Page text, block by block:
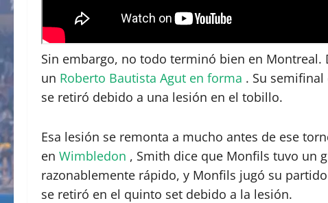
Sin embargo, no todo terminó bien en
un Roberto Bautista Agut en forma . Su semifinal
se retiró debido a una lesión en el tobillo.
Esa lesión se remonta a mucho antes de ese
en Wimbledon , Smith dice que Monfils tuvo un
razonablemente rápido, y Monfils jugó su
se retiró en el quinto set debido a la lesión.